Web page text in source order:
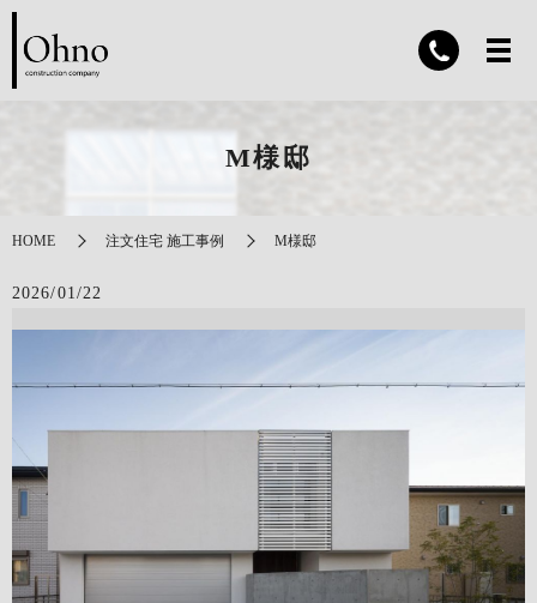
M様邸
HOME 注文住宅 施工事例 M様邸
2026/01/22